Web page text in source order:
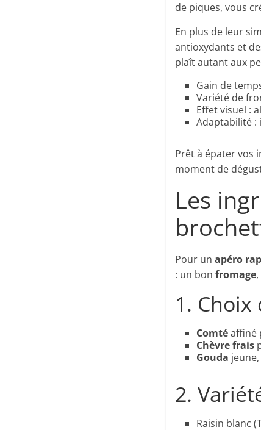
de piques, vous
En plus de leur
antioxydants et
plaît autant aux
Gain de
Variété de
Effet visuel :
Adaptabilité :
Prêt à épater vos
moment de
Les
Pour un apéro
: un bon fromage
1.
Comtéaffiné
Chèvre frais
Gouda
2.
Raisin blanc